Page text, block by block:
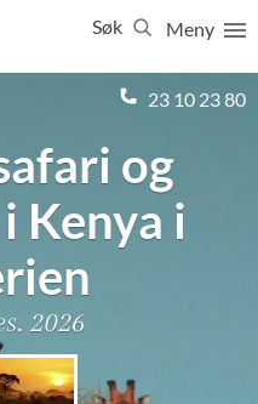
Meny
Søk
23 10 23 80
og
Kenya i
2026
Lukk
Alle Feriereiser